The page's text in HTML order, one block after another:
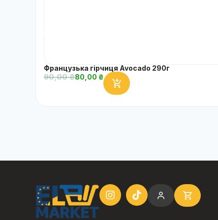
Французька гірчиця Avocado 290г
90,00₴80,00 ₴